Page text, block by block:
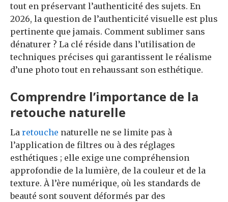
tout en préservant l’authenticité des sujets. En
2026, la question de l’authenticité visuelle est plus
pertinente que jamais. Comment sublimer sans
dénaturer ? La clé réside dans l’utilisation de
techniques précises qui garantissent le réalisme
d’une photo tout en rehaussant son esthétique.
Comprendre l’importance de la
retouche naturelle
La retouche naturelle ne se limite pas à
l’application de filtres ou à des réglages
esthétiques ; elle exige une compréhension
approfondie de la lumière, de la couleur et de la
texture. À l’ère numérique, où les standards de
beauté sont souvent déformés par des